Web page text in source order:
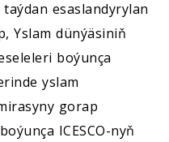
esaslandyrylan
Yslam dünýäsiniň
boýunça
yslam
gorap
ICESCO-nyň